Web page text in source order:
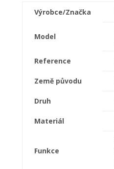
Výrobce/Značka
Model
Reference
Země původu
Druh
Materiál
Funkce